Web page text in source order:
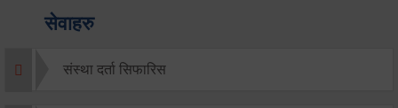
सेवाहरु
संस्था दर्ता सिफारिस